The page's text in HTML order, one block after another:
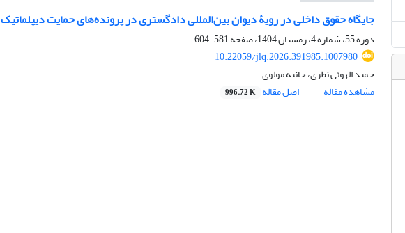
جایگاه حقوق داخلی در رویۀ دیوان بین‌المللی دادگستری در پرونده‌های حمایت دیپلماتیک
دوره 55، شماره 4، زمستان 1404، صفحه
581-604
10.22059/jlq.2026.391985.1007980
حمید الهوئی نظری، حانیه مولوی
مشاهده مقاله
اصل مقاله 996.72 K